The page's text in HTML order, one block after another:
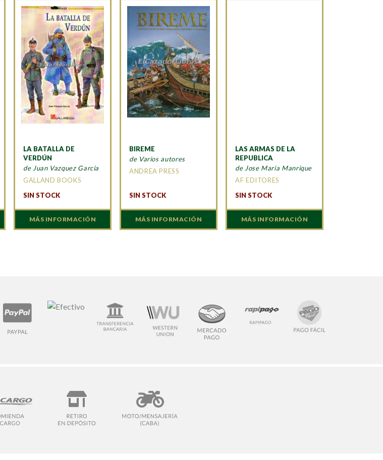
LA BATALLA DE
VERDÚN
de Juan Vazquez Garcia
GALLAND BOOKS
SIN STOCK
MÁS INFORMACIÓN
BIREME
de Varios autores
ANDREA PRESS
SIN STOCK
MÁS INFORMACIÓN
LAS ARMAS DE LA
REPUBLICA
de Jose Maria Manrique
AF EDITORES
SIN STOCK
MÁS INFORMACIÓN